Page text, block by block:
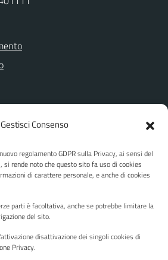
Gestisci Consenso
regolamento GDPR sulla Privacy, ai sensi del
rende noto che questo sito fa uso di cookies
di carattere personale, e anche di cookies
parti è facoltativa, anche se potrebbe limitare la
del sito.
disattivazione dei singoli cookies di
Privacy.
sito